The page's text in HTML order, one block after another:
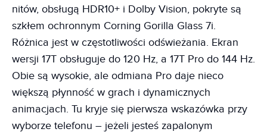
nitów, obsługą HDR10+ i Dolby Vision, pokryte są
szkłem ochronnym Corning Gorilla Glass 7i.
Różnica jest w częstotliwości odświeżania. Ekran
wersji 17T obsługuje do 120 Hz, a 17T Pro do 144 Hz.
Obie są wysokie, ale odmiana Pro daje nieco
większą płynność w grach i dynamicznych
animacjach. Tu kryje się pierwsza wskazówka przy
wyborze telefonu – jeżeli jesteś zapalonym